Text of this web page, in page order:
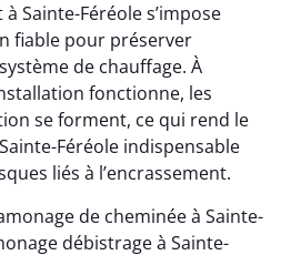
Sainte-Féréole s’impose
fiable pour préserver
de chauffage. À
fonctionne, les
se forment, ce qui rend le
Féréole indispensable
liés à l’encrassement.
de cheminée à Sainte-
débistrage à Sainte-